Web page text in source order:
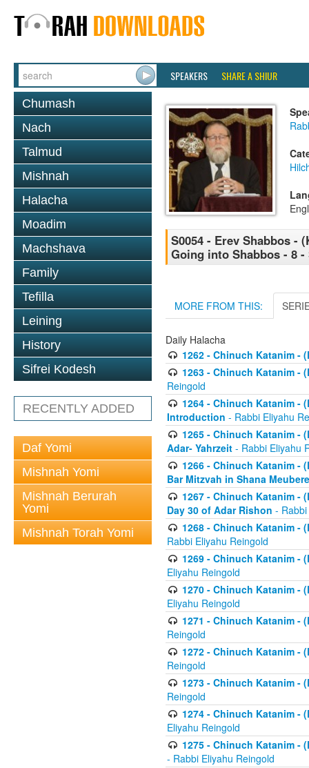
SPEAKERS SHARE A SHIUR
Chumash
Nach
Talmud
Mishnah
Halacha
Moadim
Machshava
Family
Tefilla
Leining
History
Sifrei Kodesh
RECENTLY ADDED
Daf Yomi
Mishnah Yomi
Mishnah Berurah
Yomi
Mishnah Torah Yomi
S0054 - Erev Shabbos -
Going into Shabbos - 8
MORE FROM THIS:
Daily Halacha
1262 - Chinuch Katanim -
1263 - Chinuch Katanim -
Reingold
1264 - Chinuch Katanim -
Introduction - Rabbi Eliyahu
1265 - Chinuch Katanim -
Adar- Yahrzeit - Rabbi Eliyahu
1266 - Chinuch Katanim -
Bar Mitzvah in Shana
1267 - Chinuch Katanim -
Day 30 of Adar Rishon -
1268 - Chinuch Katanim -
Rabbi Eliyahu Reingold
1269 - Chinuch Katanim -
Eliyahu Reingold
1270 - Chinuch Katanim -
Eliyahu Reingold
1271 - Chinuch Katanim -
Reingold
1272 - Chinuch Katanim -
Reingold
1273 - Chinuch Katanim -
Reingold
1274 - Chinuch Katanim -
Eliyahu Reingold
1275 - Chinuch Katanim -
- Rabbi Eliyahu Reingold